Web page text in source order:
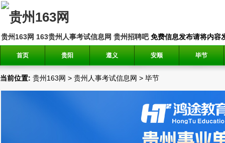
贵州163网 163贵州人事考试信息网 贵州招聘吧免费信息发布请将内容
首页 贵阳 遵义 安顺 毕节
当前位置: 贵州163网 > 贵州人事考试信息网 > 毕节